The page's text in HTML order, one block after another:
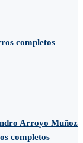
completos
Arroyo Muñoz
completos